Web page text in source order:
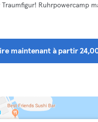
Traumfigur! Ruhrpowercamp
maintenant à partir